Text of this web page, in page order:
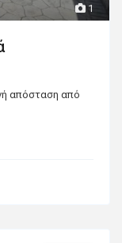
1
απόσταση από